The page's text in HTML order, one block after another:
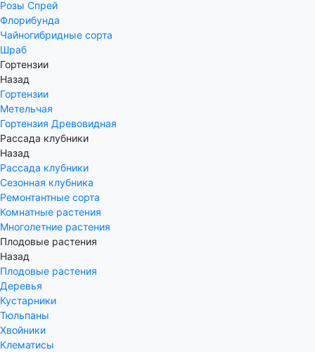
Розы Спрей
Флорибунда
Чайногибридные сорта
Шраб
Гортензии
Назад
Гортензии
Метельчая
Гортензия Древовидная
Рассада клубники
Назад
Рассада клубники
Сезонная клубника
Ремонтантные сорта
Комнатные растения
Многолетние растения
Плодовые растения
Назад
Плодовые растения
Деревья
Кустарники
Тюльпаны
Хвойники
Клематисы